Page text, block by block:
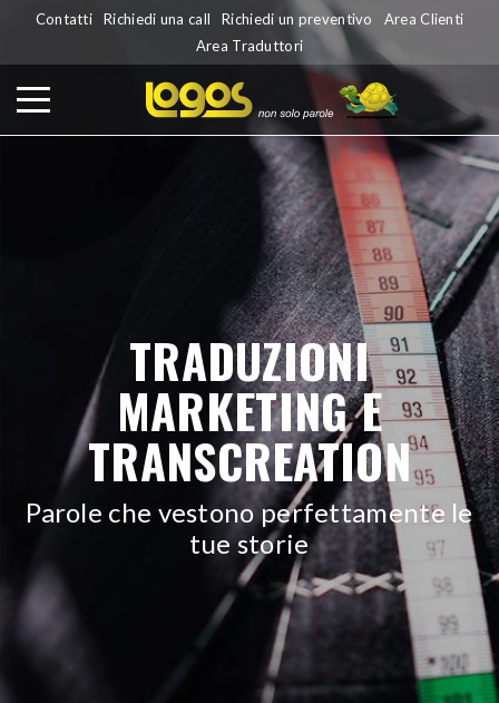
Contatti Richiedi una call Richiedi un preventivo
Area Clienti
Area Traduttori
TRADUZIONI
MARKETING E
TRANSCREATION
Parole che vestono perfettamente le
tue storie